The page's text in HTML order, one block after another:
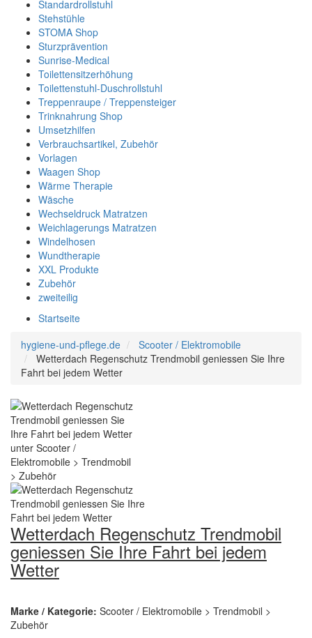
Standardrollstuhl
Stehstühle
STOMA Shop
Sturzprävention
Sunrise-Medical
Toilettensitzerhöhung
Toilettenstuhl-Duschrollstuhl
Treppenraupe / Treppensteiger
Trinknahrung Shop
Umsetzhilfen
Verbrauchsartikel, Zubehör
Vorlagen
Waagen Shop
Wärme Therapie
Wäsche
Wechseldruck Matratzen
Weichlagerungs Matratzen
Windelhosen
Wundtherapie
XXL Produkte
Zubehör
zweiteilig
Startseite
hygiene-und-pflege.de
Scooter / Elektromobile
Wetterdach Regenschutz Trendmobil geniessen Sie Ihre
Fahrt bei jedem Wetter
Wetterdach Regenschutz Trendmobil
geniessen Sie Ihre Fahrt bei jedem
Wetter
Marke / Kategorie: Scooter / Elektromobile > Trendmobil >
Zubehör